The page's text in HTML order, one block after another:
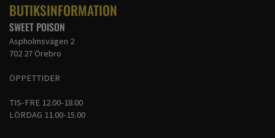
BUTIKSINFORMATION
SWEET POISON
Aspholmsvägen 2
702 27 Örebro
ÖPPETTIDER
TIS-FRE 12.00-18.00
LÖRDAG 11.00-15.00